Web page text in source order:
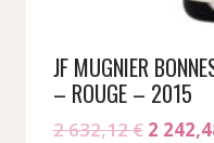
JF MUGNIER
– ROUGE – 2015
2 632,12€ Le
2